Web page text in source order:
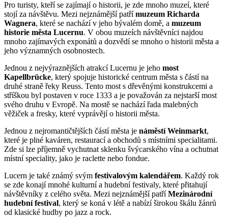
Pro turisty, kteří se zajímají o historii, je zde mnoho muzeí, které
stojí za návštěvu. Mezi nejznámější patřímuzeum Richarda
Wagnera, které se nachází v jeho bývalém domě, a muzeum
historie města Lucernu. V obou muzeích návštěvníci najdou
mnoho zajímavých exponátů a dozvědí se mnoho o historii města a
jeho významných osobnostech.
Jednou z nejvýraznějších atrakcí Lucernu je jeho most
Kapellbrücke, který spojuje historické centrum města s částí na
druhé straně řeky Reuss. Tento most s dřevěnými konstrukcemi a
stříškou byl postaven v roce 1333 a je považován za nejstarší most
svého druhu v Evropě. Na mostě se nachází řada malebných
věžiček a fresky, které vyprávějí o historii města.
Jednou z nejromantičtějších částí města je náměstí Weinmarkt,
které je plné kaváren, restaurací a obchodů s místními specialitami.
Zde si lze příjemně vychutnat sklenku švýcarského vína a ochutnat
místní speciality, jako je raclette nebo fondue.
Lucern je také známý svým festivalovým kalendářem. Každý rok
se zde konají mnohé kulturní a hudební festivaly, které přitahují
návštěvníky z celého světa. Mezi nejznámější patříMezinárodní
hudební festival, který se koná v létě a nabízí širokou škálu žánrů
od klasické hudby po jazz a rock.